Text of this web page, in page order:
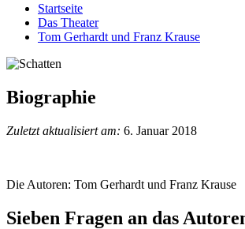
Startseite
Das Theater
Tom Gerhardt und Franz Krause
Biographie
Zuletzt aktualisiert am: 6. Januar 2018
Die Autoren: Tom Gerhardt und Franz Krause
Sieben Fragen an das